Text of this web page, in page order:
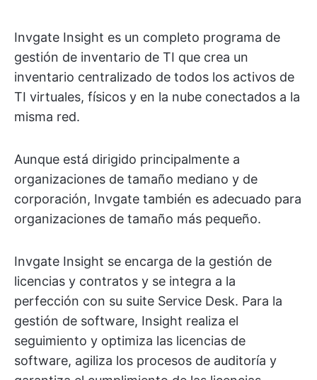
Invgate Insight es un completo programa de
gestión de inventario de TI que crea un
inventario centralizado de todos los activos de
TI virtuales, físicos y en la nube conectados a la
misma red.
Aunque está dirigido principalmente a
organizaciones de tamaño mediano y de
corporación, Invgate también es adecuado para
organizaciones de tamaño más pequeño.
Invgate Insight se encarga de la gestión de
licencias y contratos y se integra a la
perfección con su suite Service Desk. Para la
gestión de software, Insight realiza el
seguimiento y optimiza las licencias de
software, agiliza los procesos de auditoría y